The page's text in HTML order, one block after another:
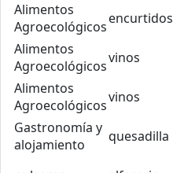
Alimentos
Agroecológicosencurtidos
Alimentos
Agroecológicosvinos
Alimentos
Agroecológicosvinos
Gastronomía y
alojamiento
quesadilla